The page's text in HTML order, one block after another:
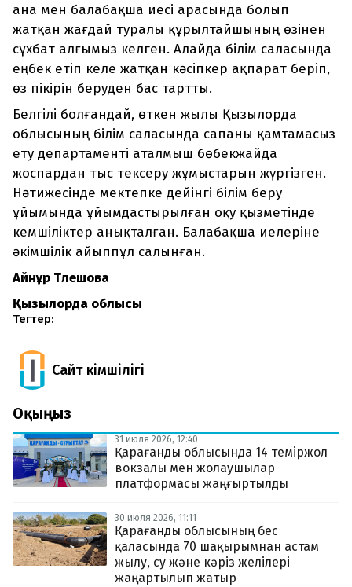
ана мен балабақша иесі арасында болып
жатқан жағдай туралы құрылтайшының өзінен
сұхбат алғымыз келген. Алайда білім саласында
еңбек етіп келе жатқан кәсіпкер ақпарат беріп,
өз пікірін беруден бас тартты.
Белгілі болғандай, өткен жылы Қызылорда
облысының білім саласында сапаны қамтамасыз
ету департаменті аталмыш бөбекжайда
жоспардан тыс тексеру жұмыстарын жүргізген.
Нәтижесінде мектепке дейінгі білім беру
ұйымында ұйымдастырылған оқу қызметінде
кемшіліктер анықталған. Балабақша иелеріне
әкімшілік айыппұл салынған.
Айнұр Төлешова
Қызылорда облысы
Тегтер:
Сайт Әкімшілігі
Оқыңыз
31 июля 2026, 12:40
Қарағанды облысында 14 теміржол
вокзалы мен жолаушылар
платформасы жаңғыртылды
30 июля 2026, 11:11
Қарағанды облысының бес
қаласында 70 шақырымнан астам
жылу, су және кәріз желілері
жаңартылып жатыр